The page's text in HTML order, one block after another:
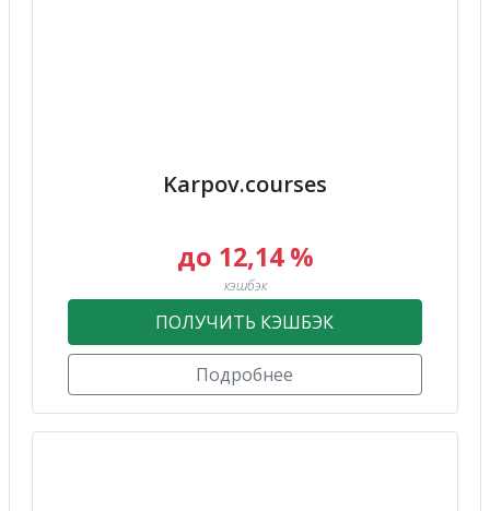
Karpov.courses
до 12,14 %
кэшбэк
ПОЛУЧИТЬ КЭШБЭК
Подробнее